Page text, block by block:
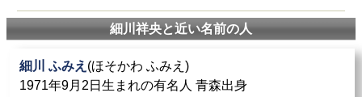
細川祥央と近い名前の人
細川 ふみえ (ほそかわ ふみえ)
1971年9月2日生まれの有名人 青森出身